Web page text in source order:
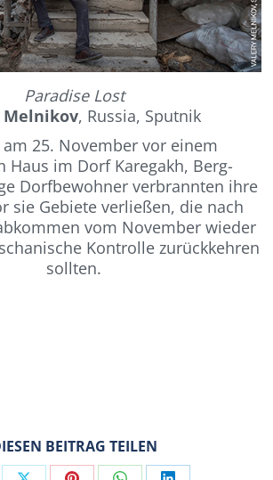
Paradise Lost
Melnikov, Russia, Sputnik
am 25. November vor einem
Haus im Dorf Karegakh, Berg-
Dorfbewohner verbrannten ihre
sie Gebiete verließen, die nach
vom November wieder
Kontrolle zurückkehren
sollten.
BEITRAG TEILEN